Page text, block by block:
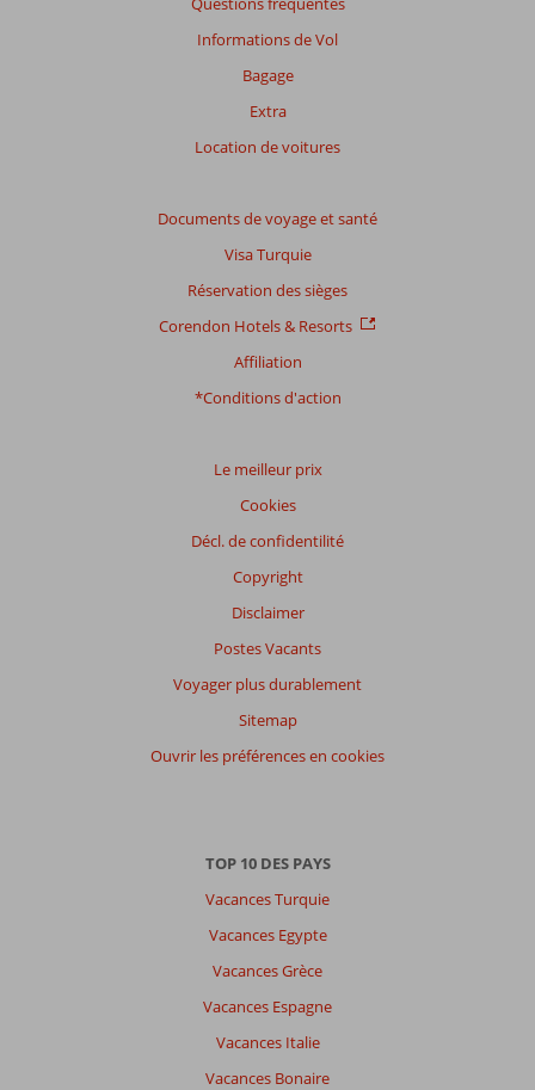
Informations de Vol
Bagage
Extra
Location de voitures
Documents de voyage et santé
Visa Turquie
Réservation des sièges
Corendon Hotels & Resorts
Affiliation
*Conditions d'action
Le meilleur prix
Cookies
Décl. de confidentilité
Copyright
Disclaimer
Postes Vacants
Voyager plus durablement
Sitemap
Ouvrir les préférences en cookies
TOP 10 DES PAYS
Vacances Turquie
Vacances Egypte
Vacances Grèce
Vacances Espagne
Vacances Italie
Vacances Bonaire